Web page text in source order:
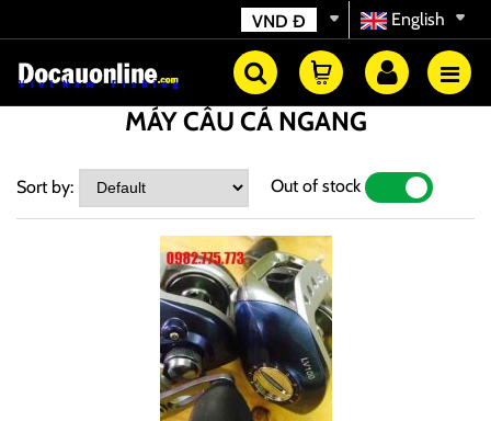
English
VND Đ
MÁY CÂU CÁ NGANG
Sort by: Out of stock